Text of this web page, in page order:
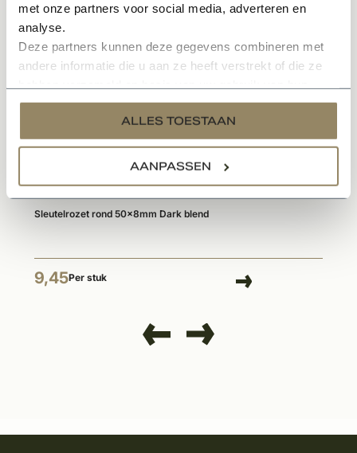
met onze partners voor social media, adverteren en
analyse.
Deze partners kunnen deze gegevens combineren met
andere informatie die u aan ze heeft verstrekt of die ze
services.
ALLES TOESTAAN
AANPASSEN
Gerelateerde producten
Sleutelrozet rond 50x8mm Dark blend
9,45Per stuk